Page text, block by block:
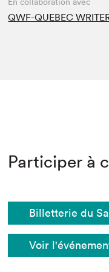
QWF-QUEBEC
Participer à
Billetterie du
Voir